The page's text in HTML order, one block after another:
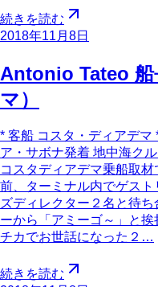
続きを読む
2018年11月8日
Antonio Tateo
マ）
* 客船 コスタ・ディアデマ
ア・サボナ発着 地中海ク
コスタディアデマ乗船取
前、ターミナル内でゲス
ズディレクター２名と待
ーから「アミーゴ～」と
チカでお世話になった２…
続きを読む